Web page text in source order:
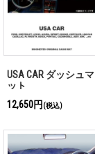
USA CAR ダッシュマ
ット
12,650円 (税込)